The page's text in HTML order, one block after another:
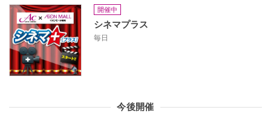
開催中
シネマプラス
毎日
今後開催